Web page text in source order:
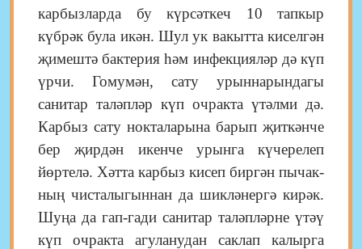
карбызларда бу күрсәт­кеч 10 тапкыр
күбрәк була икән. Шул ук вакытта киселгән
җимештә бактерия һәм инфекция­ләр дә күп
үрчи. Гомумән, сату урыннарындагы
санитар та­ләп­ләр күп очракта үтәлми дә.
Карбыз сату нокталарына барып җиткәнче
бер җирдән икенче урынга күчерелеп
йөртелә. Хәтта карбыз кисеп биргән пычак­
ның чисталыгыннан да шикләнергә кирәк.
Шуңа да гап-гади санитар таләпләрне үтәү
күп очракта агуланудан саклап калырга